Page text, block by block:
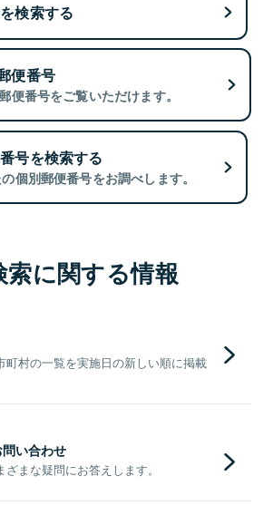
検索する
便番号
便番号をご覧いただけます。
号を検索する
個別郵便番号をお調べします。
索に関する情報
町村の一覧を実施日の新しい順に掲載
い合わせ
まな疑問にお答えします。